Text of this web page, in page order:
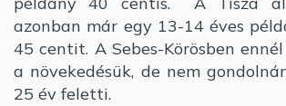
azonban már egy 13-14 éves
45 centit. A Sebes-Körösben
a növekedésük, de nem
25 év feletti.